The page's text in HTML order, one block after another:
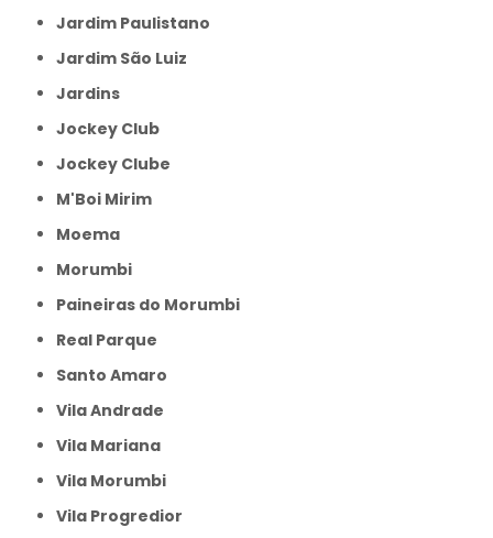
Jardim Paulistano
Jardim São Luiz
Jardins
Jockey Club
Jockey Clube
M'Boi Mirim
Moema
Morumbi
Paineiras do Morumbi
Real Parque
Santo Amaro
Vila Andrade
Vila Mariana
Vila Morumbi
Vila Progredior